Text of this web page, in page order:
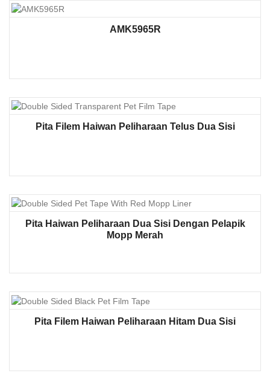
AMK5965R
Pita Filem Haiwan Peliharaan Telus Dua Sisi
Pita Haiwan Peliharaan Dua Sisi Dengan Pelapik
Mopp Merah
Pita Filem Haiwan Peliharaan Hitam Dua Sisi